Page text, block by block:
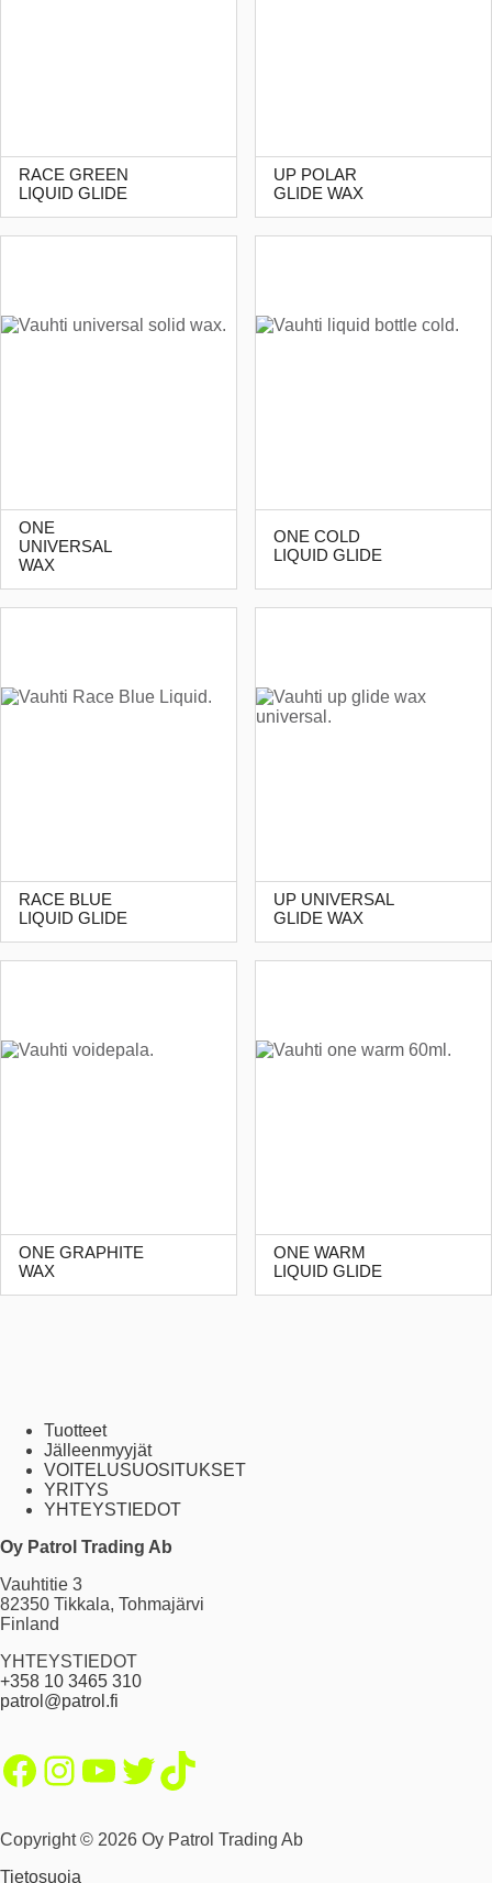
RACE GREEN
LIQUID GLIDE
UP POLAR
GLIDE WAX
ONE
UNIVERSAL
WAX
ONE COLD
LIQUID GLIDE
RACE BLUE
LIQUID GLIDE
UP UNIVERSAL
GLIDE WAX
ONE GRAPHITE
WAX
ONE WARM
LIQUID GLIDE
Tuotteet
Jälleenmyyjät
VOITELUSUOSITUKSET
YRITYS
YHTEYSTIEDOT
Oy Patrol Trading Ab
Vauhtitie 3
82350 Tikkala, Tohmajärvi
Finland
YHTEYSTIEDOT
+358 10 3465 310
patrol@patrol.fi
Facebook
Instagram
YouTube
Twitter
TikTok
Copyright © 2026 Oy Patrol Trading Ab
Tietosuoja